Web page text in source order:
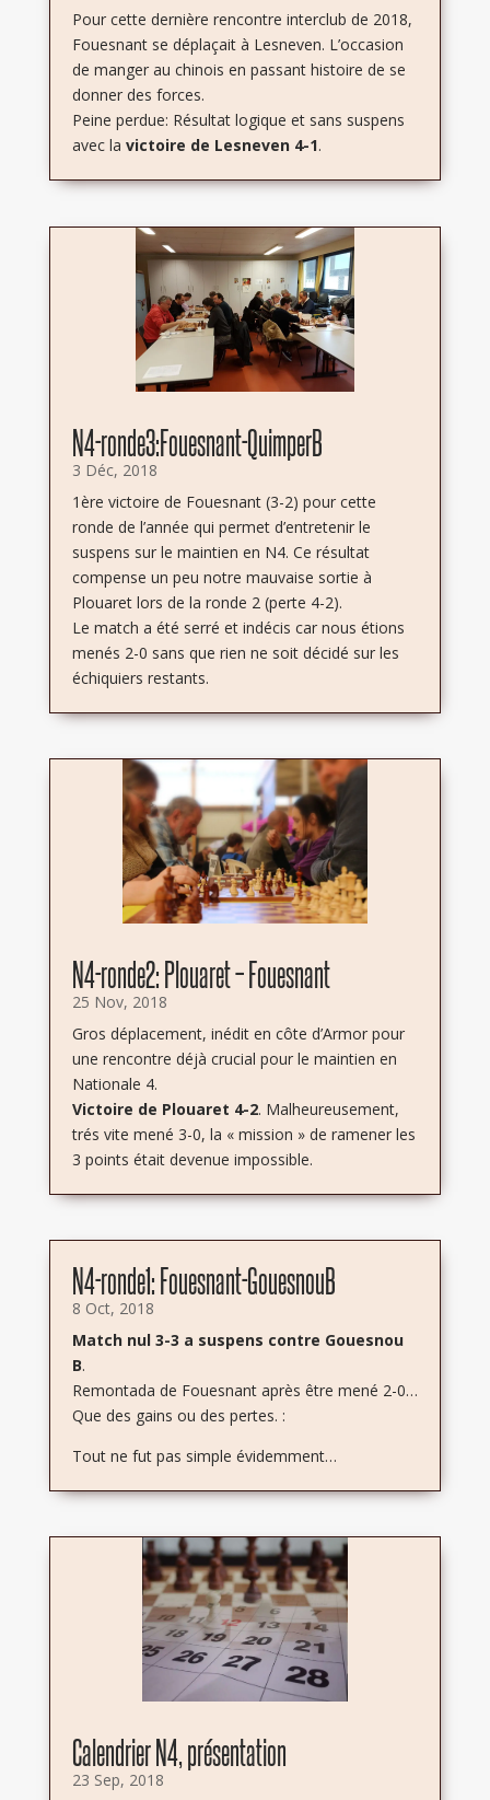
Pour cette dernière rencontre interclub de 2018,
Fouesnant se déplaçait à Lesneven. L’occasion
de manger au chinois en passant histoire de se
donner des forces.
Peine perdue: Résultat logique et sans suspens
avec la victoire de Lesneven 4-1.
N4-ronde3:Fouesnant-QuimperB
3 Déc, 2018
1ère victoire de Fouesnant (3-2) pour cette
ronde de l’année qui permet d’entretenir le
suspens sur le maintien en N4. Ce résultat
compense un peu notre mauvaise sortie à
Plouaret lors de la ronde 2 (perte 4-2).
Le match a été serré et indécis car nous étions
menés 2-0 sans que rien ne soit décidé sur les
échiquiers restants.
N4-ronde2: Plouaret – Fouesnant
25 Nov, 2018
Gros déplacement, inédit en côte d’Armor pour
une rencontre déjà crucial pour le maintien en
Nationale 4.
Victoire de Plouaret 4-2. Malheureusement,
trés vite mené 3-0, la « mission » de ramener les
3 points était devenue impossible.
N4-ronde1: Fouesnant-GouesnouB
8 Oct, 2018
Match nul 3-3 a suspens contre Gouesnou
B.
Remontada de Fouesnant après être mené 2-0…
Que des gains ou des pertes. :
Tout ne fut pas simple évidemment…
Calendrier N4, présentation
23 Sep, 2018